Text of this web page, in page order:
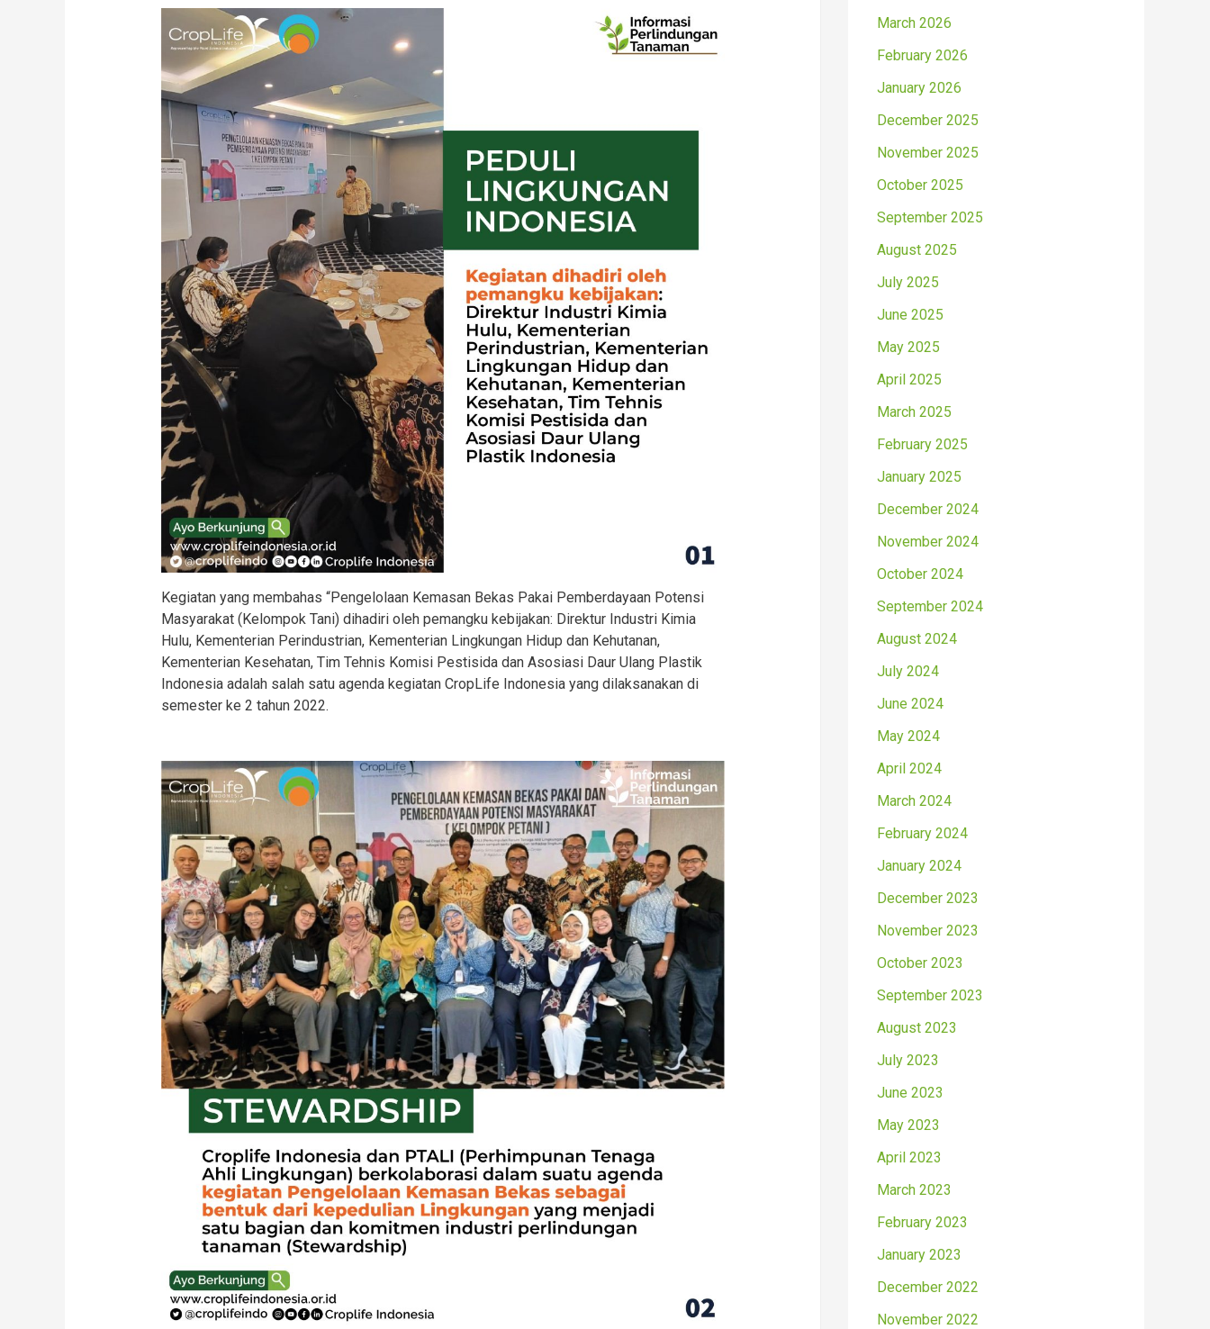
Kegiatan yang membahas “Pengelolaan Kemasan Bekas Pakai Pemberdayaan Potensi
Masyarakat (Kelompok Tani) dihadiri oleh pemangku kebijakan: Direktur Industri Kimia
Hulu, Kementerian Perindustrian, Kementerian Lingkungan Hidup dan Kehutanan,
Kementerian Kesehatan, Tim Tehnis Komisi Pestisida dan Asosiasi Daur Ulang Plastik
Indonesia adalah salah satu agenda kegiatan CropLife Indonesia yang dilaksanakan di
semester ke 2 tahun 2022.
March 2026
February 2026
January 2026
December 2025
November 2025
October 2025
September 2025
August 2025
July 2025
June 2025
May 2025
April 2025
March 2025
February 2025
January 2025
December 2024
November 2024
October 2024
September 2024
August 2024
July 2024
June 2024
May 2024
April 2024
March 2024
February 2024
January 2024
December 2023
November 2023
October 2023
September 2023
August 2023
July 2023
June 2023
May 2023
April 2023
March 2023
February 2023
January 2023
December 2022
November 2022